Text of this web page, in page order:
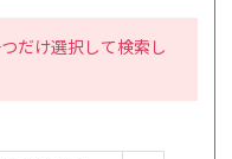
だけ選択して検索し